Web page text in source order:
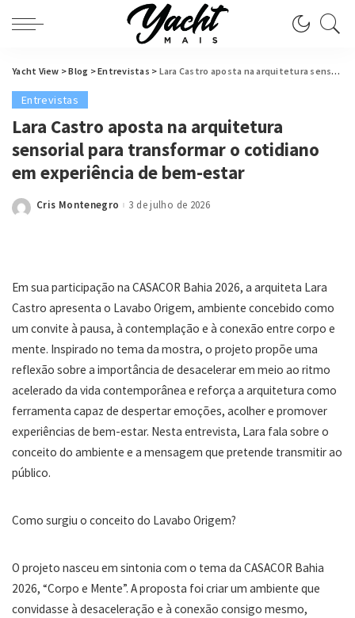
Yacht View >Blog >Entrevistas > Lara Castro aposta na arquitetura sensorial para transformar o cotidiano em experiência de bem-estar
Entrevistas
Lara Castro aposta na arquitetura
sensorial para transformar o cotidiano
em experiência de bem-estar
Posted
Cris Montenegro 3 de julho de 2026
Em sua participação na CASACOR Bahia 2026, a arquiteta Lara
Castro apresenta o Lavabo Origem, ambiente concebido como
um convite à pausa, à contemplação e à conexão entre corpo e
mente. Inspirado no tema da mostra, o projeto propõe uma
reflexão sobre a importância de desacelerar em meio ao ritmo
acelerado da vida contemporânea e reforça a arquitetura como
ferramenta capaz de despertar emoções, acolher e promover
experiências de bem-estar. Nesta entrevista, Lara fala sobre o
conceito do ambiente e a mensagem que pretende transmitir ao
público.
Como surgiu o conceito do Lavabo Origem?
O projeto nasceu em sintonia com o tema da CASACOR Bahia
2026, “Corpo e Mente”. A proposta foi criar um ambiente que
convidasse à desaceleração e à conexão consigo mesmo,